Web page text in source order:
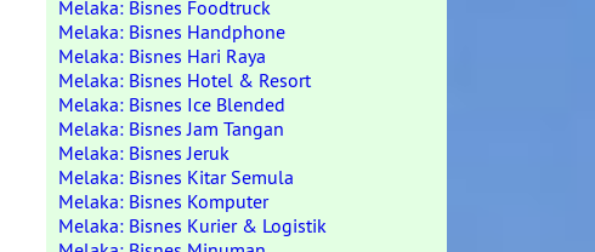
Melaka: Bisnes Foodtruck
Melaka: Bisnes Handphone
Melaka: Bisnes Hari Raya
Melaka: Bisnes Hotel & Resort
Melaka: Bisnes Ice Blended
Melaka: Bisnes Jam Tangan
Melaka: Bisnes Jeruk
Melaka: Bisnes Kitar Semula
Melaka: Bisnes Komputer
Melaka: Bisnes Kurier & Logistik